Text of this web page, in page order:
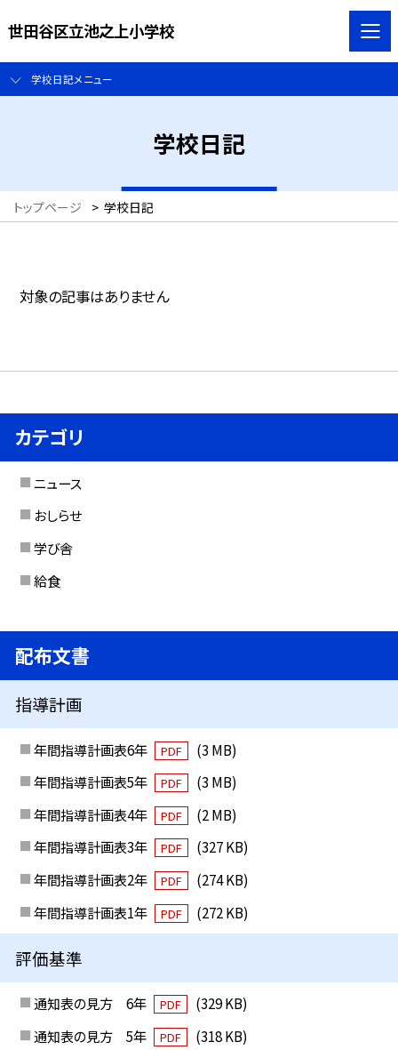
世田谷区立池之上小学校
学校日記メニュー
学校日記
トップページ > 学校日記
対象の記事はありません
カテゴリ
ニュース
おしらせ
学び舎
給食
配布文書
指導計画
年間指導計画表6年 PDF
(3 MB)
年間指導計画表5年
PDF
(3 MB)
年間指導計画表4年
PDF
(2 MB)
年間指導計画表3年
PDF
(327 KB)
年間指導計画表2年
PDF
(274 KB)
年間指導計画表1年
PDF (272 KB)
評価基準
通知表の見方 6年 PDF
(329 KB)
通知表の見方 5年
PDF
(318 KB)